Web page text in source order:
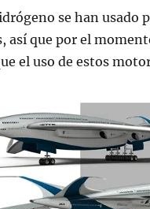
se han usado
así que por el
el uso de estos